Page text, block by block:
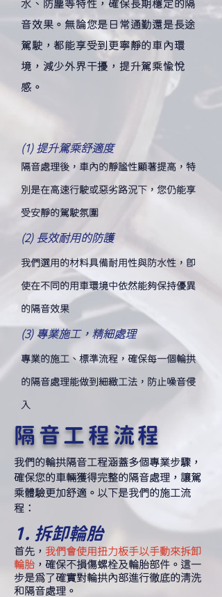
水、防塵等特性，確保長期穩定的隔
音效果。無論您是日常通勤還是長途
駕駛，都能享受到更寧靜的車內環
境，減少外界干擾，提升駕乘愉悅
感。
​​​​(1) 提升駕乘舒適度
隔音處理後，車內的靜謐性顯著提高，特
別是在高速行駛或惡劣路況下，您仍能享
受安靜的駕駛氛圍
(2) 長效耐用的防護
我們選用的材料具備耐用性與防水性，即
使在不同的用車環境中依然能夠保持優異
的隔音效果
(3) 專業施工，精細處理
專業的施工、標準流程，確保每一個輪拱
的隔音處理能做到細緻工法，防止噪音侵
入
​隔音工程流程
我們的輪拱隔音工程涵蓋多個專業步驟，
確保您的車輛獲得完整的隔音處理，讓駕
乘體驗更加舒適。以下是我們的施工流
程：
1. 拆卸輪胎
首先， 我們會使用扭力板手以手動來拆卸
輪胎 ，確保不損傷螺栓及輪胎部件。這一
步是為了確實對輪拱內部進行徹底的清洗
和隔音處理。